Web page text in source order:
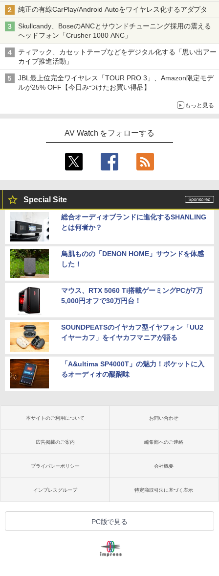
純正の有線CarPlay/Android Autoをワイヤレス化するアダプタ
Skullcandy、BoseのANCとサウンドチューニング採用の震える
ヘッドフォン「Crusher 1080 ANC」
ティアック、カセットテープなどをデジタル化する「思い出アー
カイブ推進活動」
JBL最上位完全ワイヤレス「TOUR PRO 3」、Amazon限定モデ
ルが25% OFF【今日みつけたお買い得品】
もっと見る
AV Watch をフォローする
Special Site
総合オーディオブランドに進化するSHANLING
とは何者か？
鳥肌ものの「DENON HOME」サウンドを体感
した！
マウス、RTX 5060 Ti搭載ゲーミングPCが7万
5,000円オフで30万円台！
SOUNDPEATSのイヤカフ型イヤフォン「UU2
イヤーカフ」をイヤカフマニアが語る
「A&ultima SP4000T」の魅力！ポケットに入
るオーディオの醍醐味
本サイトのご利用について お問い合わせ
広告掲載のご案内 編集部へのご連絡
プライバシーポリシー 会社概要
インプレスグループ 特定商取引法に基づく表示
PC版で見る